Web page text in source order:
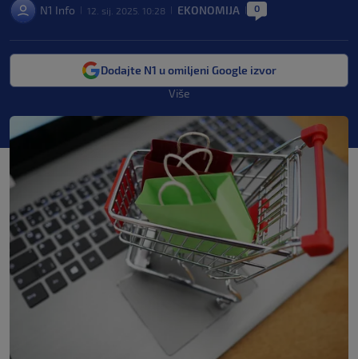
N1 Info 12. sij. 2025. 10:28 EKONOMIJA 0
Dodajte N1 u omiljeni Google izvor
Više